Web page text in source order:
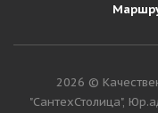
2026 ©
"СантехСтолица",